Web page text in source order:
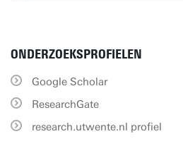
ONDERZOEKSPROFIELEN
Google Scholar
ResearchGate
research.utwente.nl profiel